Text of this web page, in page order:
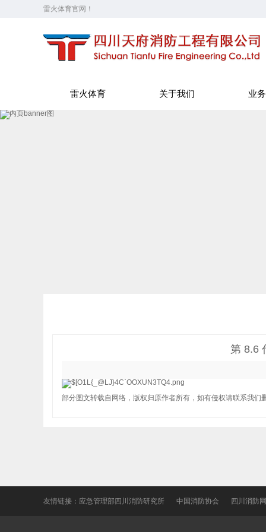
雷火体育官网！
雷火体育 关于我们 业
第 8.6
部分图文转载自网络，版权归原作者所有，如有侵权请联系我
友情链接： 应急管理部四川消防研究所 中国消防协会 四川消防网